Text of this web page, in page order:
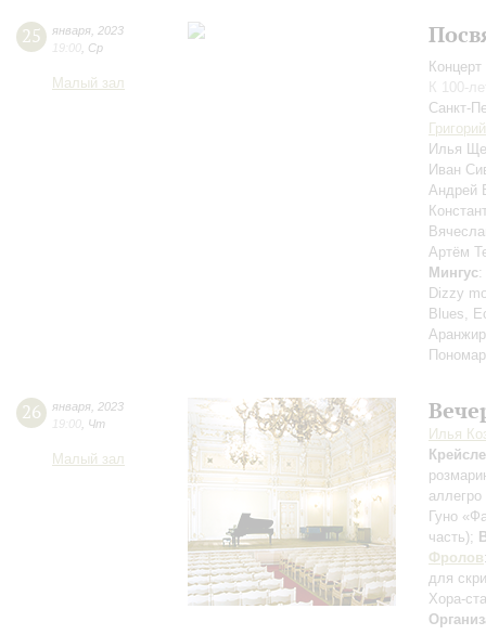
25 января 2023
19:00 Ср
Малый зал
К 100-
Санкт-
Илья
Иван
Андрей
Артём
Мингус:
Dizzy
Blues,
26 января 2023
19:00 Чт
Малый зал
Илья
Гуно
часть);
Фролов
для
Хора-